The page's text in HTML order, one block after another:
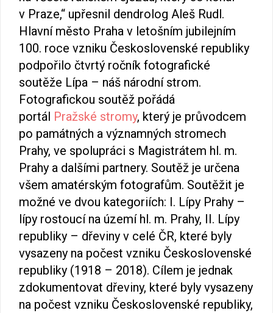
l
y
v Praze,“ upřesnil dendrolog Aleš Rudl.
Hlavní město Praha v letošním jubilejním
100. roce vzniku Československé republiky
podpořilo čtvrtý ročník fotografické
soutěže Lípa – náš národní strom.
Fotografickou soutěž pořádá
portál Pražské stromy, který je průvodcem
po památných a významných stromech
Prahy, ve spolupráci s Magistrátem hl. m.
Prahy a dalšími partnery. Soutěž je určena
všem amatérským fotografům. Soutěžit je
možné ve dvou kategoriích: I. Lípy Prahy –
lípy rostoucí na území hl. m. Prahy, II. Lípy
republiky – dřeviny v celé ČR, které byly
vysazeny na počest vzniku Československé
republiky (1918 – 2018). Cílem je jednak
zdokumentovat dřeviny, které byly vysazeny
na počest vzniku Československé republiky,